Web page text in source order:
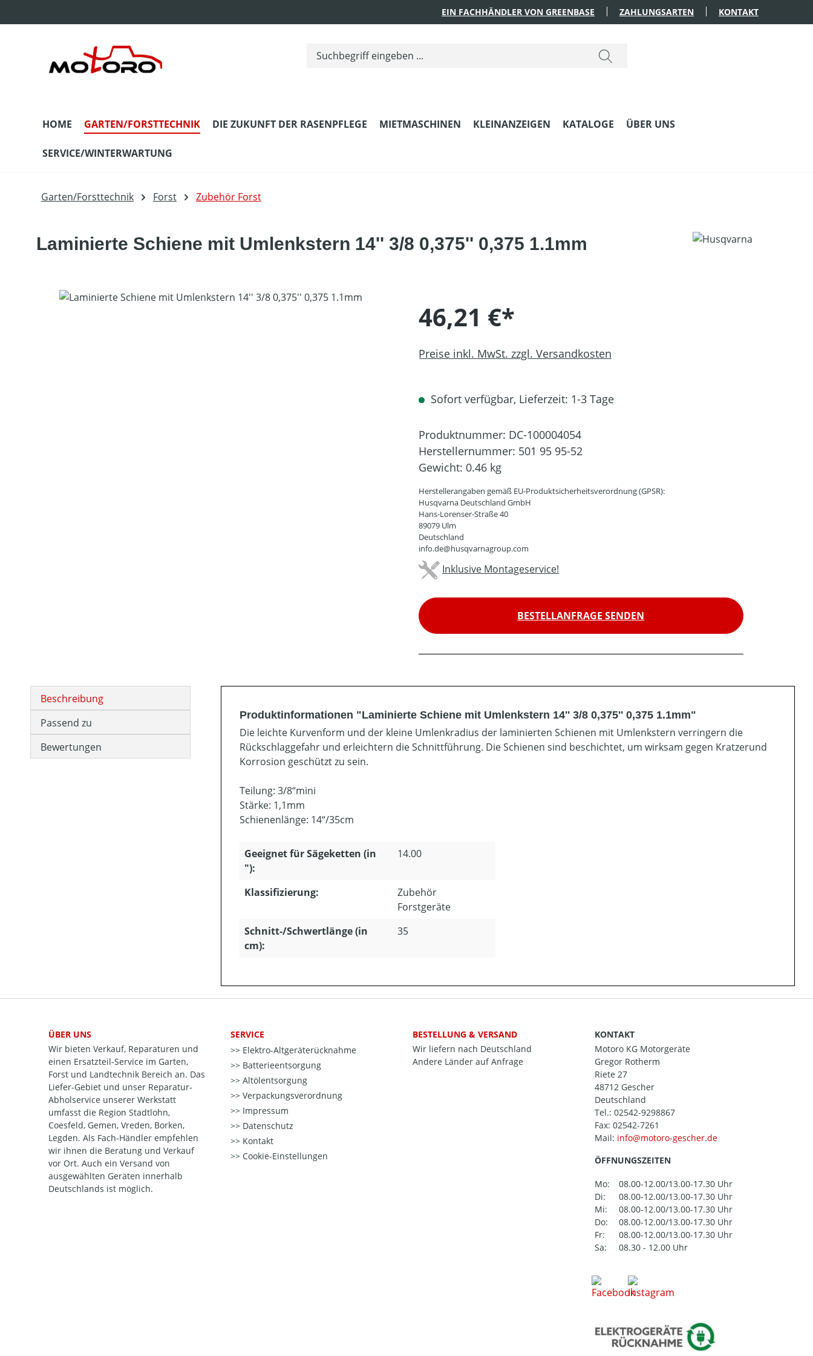
EIN FACHHÄNDLER VON GREENBASE ZAHLUNGSARTEN KONTAKT
HOME GARTEN/FORSTTECHNIK DIE ZUKUNFT DER RASENPFLEGE MIETMASCHINEN KLEINANZEIGEN KATALOGE ÜBER UNS
SERVICE/WINTERWARTUNG
Garten/Forsttechnik Forst Zubehör Forst
Laminierte Schiene mit Umlenkstern 14'' 3/8 0,375'' 0,375 1.1mm
Bildergalerie überspringen
46,21 €*
Preise inkl. MwSt. zzgl. Versandkosten
Sofort verfügbar, Lieferzeit: 1-3 Tage
Produktnummer: DC-100004054
Herstellernummer: 501 95 95-52
Gewicht: 0.46 kg
Herstellerangaben gemäß EU-Produktsicherheitsverordnung (GPSR):
Husqvarna Deutschland GmbH
Hans-Lorenser-Straße 40
89079 Ulm
Deutschland
info.de@husqvarnagroup.com
Inklusive Montageservice!
BESTELLANFRAGE SENDEN
Beschreibung
Passend zu
Bewertungen
Produktinformationen "Laminierte Schiene mit Umlenkstern 14'' 3/8 0,375'' 0,375 1.1mm"
Die leichte Kurvenform und der kleine Umlenkradius der laminierten Schienen mit Umlenkstern verringern die
Rückschlaggefahr und erleichtern die Schnittführung. Die Schienen sind beschichtet, um wirksam gegen Kratzerund
Korrosion geschützt zu sein.
Teilung: 3/8“mini
Stärke: 1,1mm
Schienenlänge: 14“/35cm
Geeignet für Sägeketten (in
"):
14.00
Klassifizierung:
Zubehör
Forstgeräte
Schnitt-/Schwertlänge (in
cm):
35
ÜBER UNS
Wir bieten Verkauf, Reparaturen und
einen Ersatzteil-Service im Garten,
Forst und Landtechnik Bereich an. Das
Liefer-Gebiet und unser Reparatur-
Abholservice unserer Werkstatt
umfasst die Region Stadtlohn,
Coesfeld, Gemen, Vreden, Borken,
Legden. Als Fach-Händler empfehlen
wir ihnen die Beratung und Verkauf
vor Ort. Auch ein Versand von
ausgewählten Geräten innerhalb
Deutschlands ist möglich.
SERVICE
Elektro-Altgeräterücknahme
Batterieentsorgung
Altölentsorgung
Verpackungsverordnung
Impressum
Datenschutz
Kontakt
Cookie-Einstellungen
BESTELLUNG & VERSAND
Wir liefern nach Deutschland
Andere Länder auf Anfrage
KONTAKT
Motoro KG Motorgeräte
Gregor Rotherm
Riete 27
48712 Gescher
Deutschland
Tel.: 02542-9298867
Fax: 02542-7261
Mail:
ÖFFNUNGSZEITEN
Mo:
08.00-12.00/13.00-17.30 Uhr
Di:
08.00-12.00/13.00-17.30 Uhr
Mi:
08.00-12.00/13.00-17.30 Uhr
Do:
08.00-12.00/13.00-17.30 Uhr
Fr:
08.00-12.00/13.00-17.30 Uhr
Sa:
08.30 - 12.00 Uhr